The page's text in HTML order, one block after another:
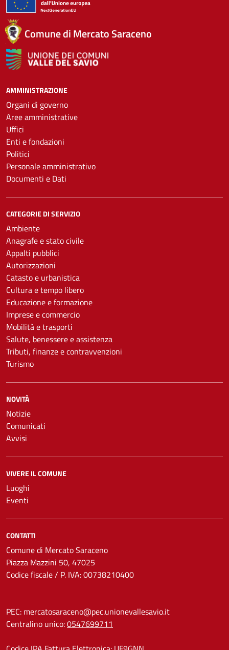
Comune di Mercato Saraceno
AMMINISTRAZIONE
Organi di governo
Aree amministrative
Uffici
Enti e fondazioni
Politici
Personale amministrativo
Documenti e Dati
CATEGORIE DI SERVIZIO
Ambiente
Anagrafe e stato civile
Appalti pubblici
Autorizzazioni
Catasto e urbanistica
Cultura e tempo libero
Educazione e formazione
Imprese e commercio
Mobilità e trasporti
Salute, benessere e assistenza
Tributi, finanze e contravvenzioni
Turismo
NOVITÀ
Notizie
Comunicati
Avvisi
VIVERE IL COMUNE
Luoghi
Eventi
CONTATTI
Comune di Mercato Saraceno
Piazza Mazzini 50, 47025
Codice fiscale / P. IVA: 00738210400
PEC: mercatosaraceno@pec.unionevallesavio.it
Centralino unico:0547699711